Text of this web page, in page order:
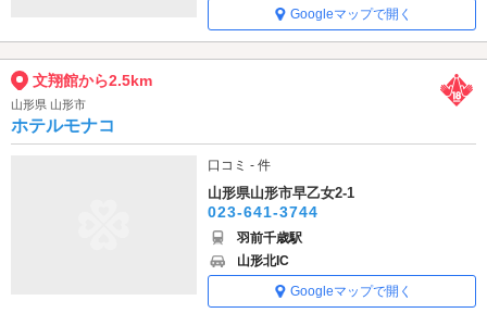
Googleマップで開く
文翔館から2.5km
山形県 山形市
ホテルモナコ
口コミ - 件
山形県山形市早乙女2-1
023-641-3744
羽前千歳駅
山形北IC
Googleマップで開く